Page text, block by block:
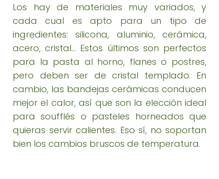
Los hay de materiales muy variados, y
cada cual es apto para un tipo de
ingredientes: silicona, aluminio, cerámica,
acero, cristal… Estos últimos son perfectos
para la pasta al horno, flanes o postres,
pero deben ser de cristal templado. En
cambio, las bandejas cerámicas conducen
mejor el calor, así que son la elección ideal
para soufflés o pasteles horneados que
quieras servir calientes. Eso sí, no soportan
bien los cambios bruscos de temperatura.